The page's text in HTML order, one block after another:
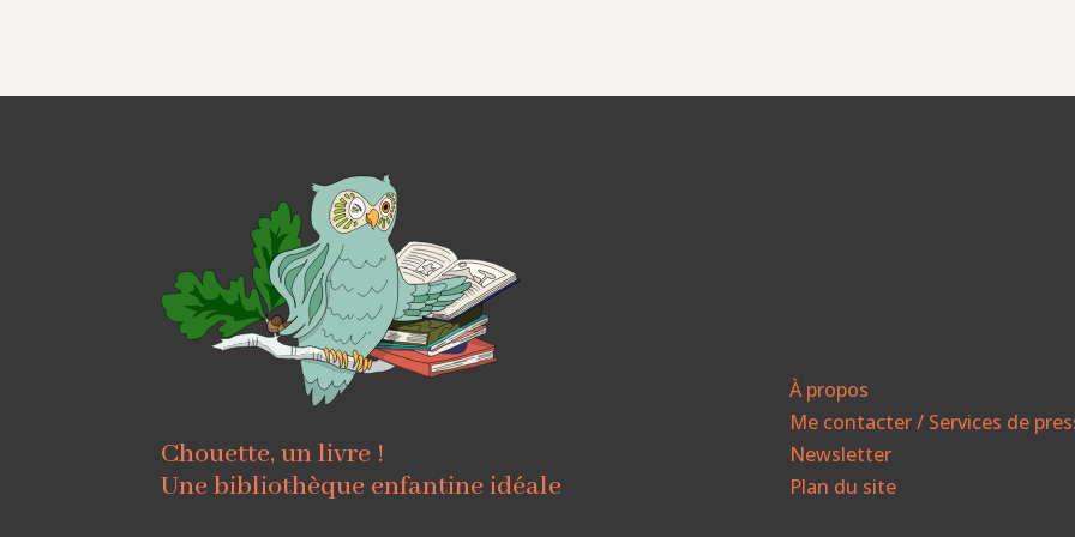
Chouette, un livre !
Une bibliothèque enfantine idéale
À propos
Me contacter / Services de
Newsletter
Plan du site